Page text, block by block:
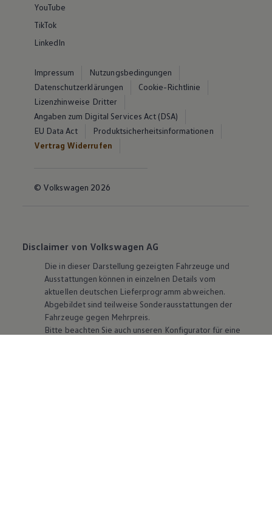
YouTube
TikTok
LinkedIn
Impressum
Nutzungsbedingungen
Datenschutzerklärungen
Cookie-Richtlinie
Lizenzhinweise Dritter
Angaben zum Digital Services Act (DSA)
EU Data Act
Produktsicherheitsinformationen
Vertrag Widerrufen
© Volkswagen 2026
Disclaimer von Volkswagen AG
Die in dieser Darstellung gezeigten Fahrzeuge und
Ausstattungen können in einzelnen Details vom
aktuellen deutschen Lieferprogramm abweichen.
Abgebildet sind teilweise Sonderausstattungen der
Fahrzeuge gegen Mehrpreis.
Bitte beachten Sie auch unseren Konfigurator für eine